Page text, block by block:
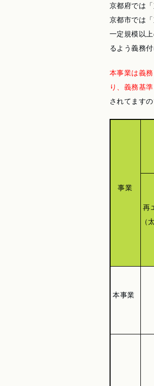
京都府では
京都市では
一定規模以
るよう義務
本事業は義
り、義務基
されてます
事業
再
（
本事業